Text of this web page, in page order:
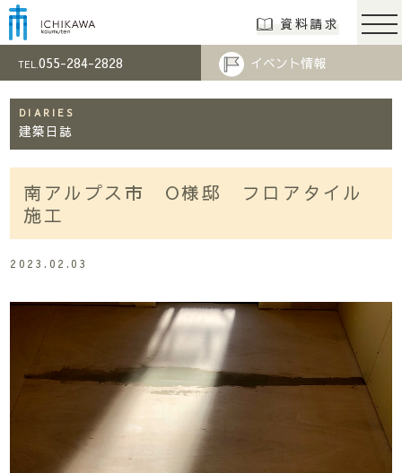
市川工務店 | らしさ
資料請求
TEL.055-284-2828 イベント情報
DIARIES
建築日誌
南アルプス市 O様邸 フロアタイル
施工
2023.02.03